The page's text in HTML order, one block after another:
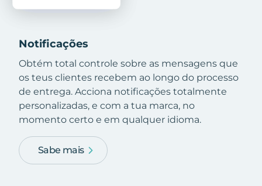
Notificações
Obtém total controle sobre as mensagens que
os teus clientes recebem ao longo do processo
de entrega. Acciona notificações totalmente
personalizadas, e com a tua marca, no
momento certo e em qualquer idioma.
Sabe mais